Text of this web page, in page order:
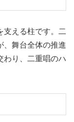
支える柱です。二
、舞台全体の推進
わり、二重唱のハ